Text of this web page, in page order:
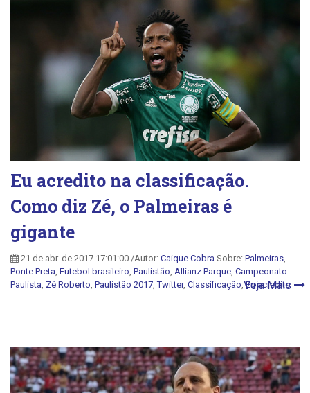
Eu acredito na classificação.
Como diz Zé, o Palmeiras é
gigante
21 de abr. de 2017 17:01:00 /Autor: Caique Cobra Sobre: Palmeiras,
Ponte Preta, Futebol brasileiro, Paulistão, Allianz Parque, Campeonato
Paulista, Zé Roberto, Paulistão 2017,Twitter, Classificação,Eu acredito
Veja Mais